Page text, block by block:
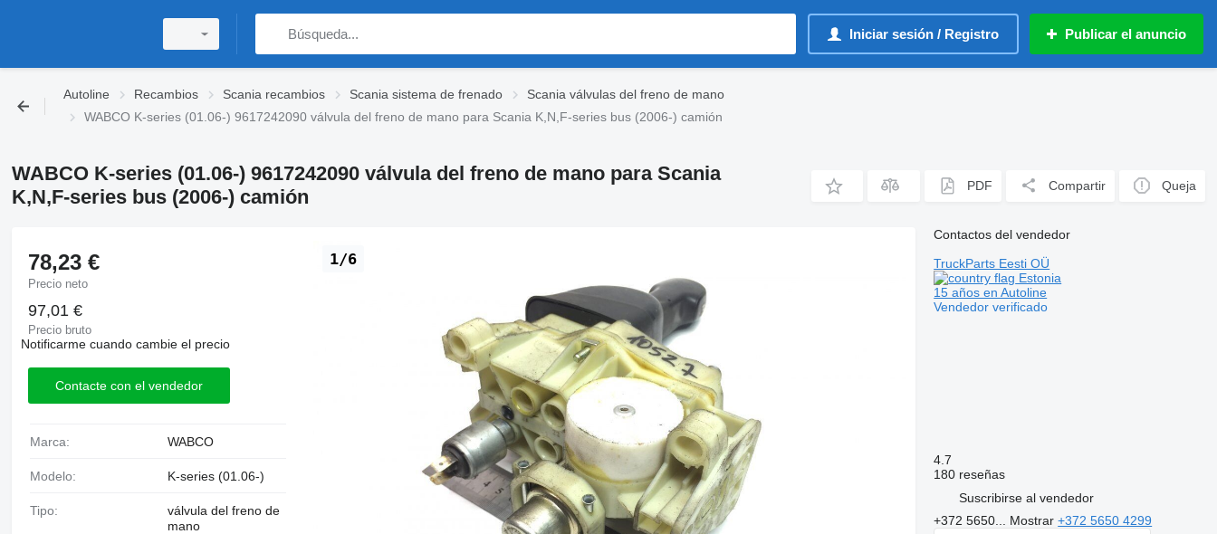
Iniciar sesión / Registro Publicar el anuncio
Autoline Recambios Scania recambios Scania sistema de frenado
Scania válvulas del freno de mano
WABCO K-series (01.06-) 9617242090 válvula del freno de mano para Scania K,N,F-series bus (2006-) camión
WABCO K-series (01.06-) 9617242090 válvula del freno de mano para Scania
K,N,F-series bus (2006-) camión
PDF Compartir Queja
1/6
78,23 €
Precio neto
97,01 €
Precio bruto
Notificarme cuando cambie el precio
Contacte con el vendedor
Marca: WABCO
Modelo: K-series (01.06-)
Tipo:
válvula del freno de
mano
Contactos del vendedor
TruckParts Eesti OÜ
Estonia
15 años en Autoline
Vendedor verificado
4.7
180 reseñas
Suscribirse al vendedor
+372 5650... Mostrar+372 5650 4299